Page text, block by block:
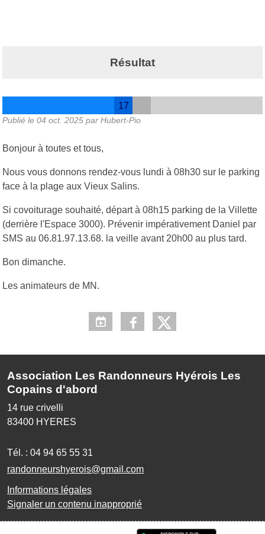
Résultat
17
Publié le 04 oct. 2025 par Hubert-Pio
Bonjour à toutes et tous,
Nous vous donnons rendez-vous lundi à 08h30 sur le parking
face à la plage aux Vieux Salins.
Si covoiturage souhaité, départ à 08h15 parking de la Villette
(derrière l'Espace 3000). Prévenir impérativement Daniel par
SMS au 06.81.97.13.68. la veille avant 20h00 au plus tard.
Bon dimanche.
Les animateurs de MN.
Association Les Randonneurs Hyérois Les
Copains d'abord
14 rue crivelli
83400 HYERES
Tél. : 04 94 65 55 31
randonneurshyerois@gmail.com
Informations légales
Signaler un contenu inapproprié